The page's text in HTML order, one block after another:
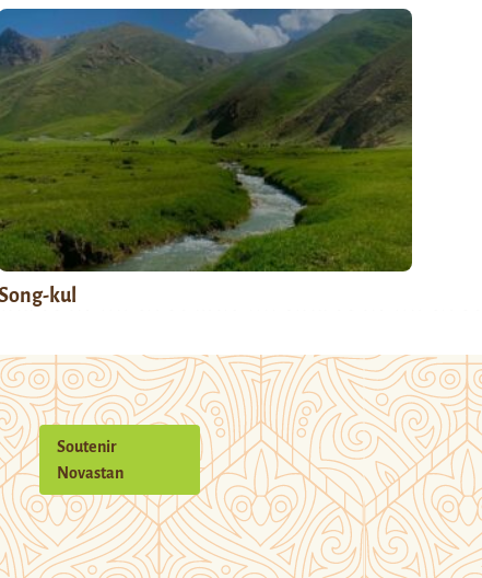
kul
Soutenir
Novastan